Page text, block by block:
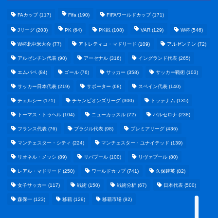
FAカップ(117) Fifa (190) FIFAワールドカップ(171)
Jリーグ (203) PK (64) PK戦 (108) VAR (129) W杯 (546)
W杯北中米大会 (77) アトレティコ・マドリード (109) アルゼンチン (72)
アルゼンチン代表 (90) アーセナル (316) イングランド代表 (265)
エムバペ (84) ゴール (76) サッカー (358) サッカー戦術 (103)
サッカー日本代表 (219) サポーター (68) スペイン代表 (140)
チェルシー (171) チャンピオンズリーグ (300) トッテナム (135)
トーマス・トゥヘル (104) ニューカッスル (72) バルセロナ (238)
フランス代表 (76) ブラジル代表 (98) プレミアリーグ (436)
マンチェスター・シティ (224) マンチェスター・ユナイテッド (139)
リオネル・メッシ (89) リバプール (100) リヴァプール (80)
レアル・マドリード (250) ワールドカップ(741) 久保建英 (82)
女子サッカー (117) 戦術 (150) 戦術分析 (67) 日本代表 (500)
森保一 (123) 移籍 (129) 移籍市場 (92)
テクノロジーまとめ
ビジネス・経済まとめ